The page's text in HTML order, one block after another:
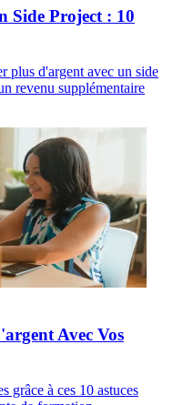
Side Project : 10
plus d'argent avec un side
revenu supplémentaire
Avec Vos
grâce à ces 10 astuces